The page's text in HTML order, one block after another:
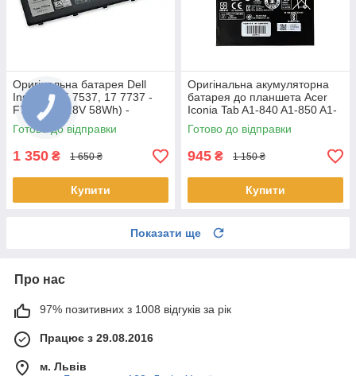
Оригінальна батарея Dell
Inspiron 15 7537, 17 7737 -
F7HVR (14.8V 58Wh) -
Акумулятор, АКБ
Готово до відправки
1 350 ₴ 1 650 ₴
Купити
Оригінальна акумуляторна
батарея до планшета Acer
Iconia Tab A1-840 A1-850 A1-
860 One 8 B1-810 B1-820 B1-
830 - AP14F8K
Готово до відправки
945 ₴ 1 150 ₴
Купити
Показати ще
Про нас
97% позитивних з 1008 відгуків за рік
Працює з 29.08.2016
м. Львів